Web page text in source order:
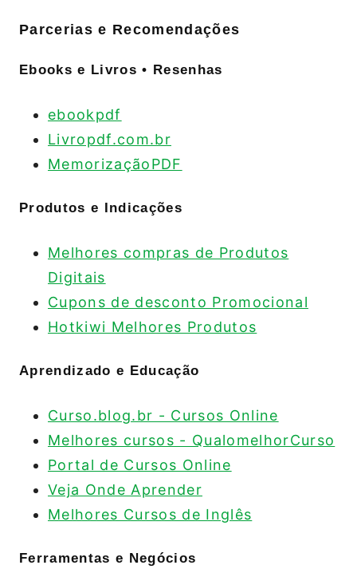
Parcerias e Recomendações
Ebooks e Livros • Resenhas
ebookpdf
Livropdf.com.br
MemorizaçãoPDF
Produtos e Indicações
Melhores compras de Produtos
Digitais
Cupons de desconto Promocional
Hotkiwi Melhores Produtos
Aprendizado e Educação
Curso.blog.br - Cursos Online
Melhores cursos - QualomelhorCurso
Portal de Cursos Online
Veja Onde Aprender
Melhores Cursos de Inglês
Ferramentas e Negócios